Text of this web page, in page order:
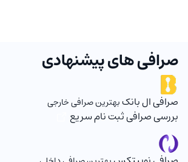
صرافی های پیشنهادی
صرافی ال بانکبهترین صرافی خارجی
بررسی صرافیثبت نام سریع